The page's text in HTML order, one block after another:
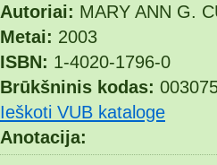
Autoriai: MARY ANN G.
Metai: 2003
ISBN: 1-4020-1796-0
Brūkšninis kodas:
Ieškoti VUB kataloge
Anotacija: